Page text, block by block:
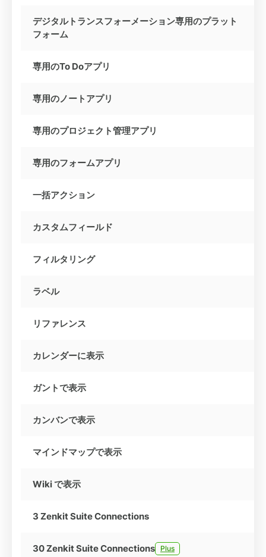
デジタルトランスフォーメーション専用のプラット
フォーム
専用のTo Doアプリ
専用のノートアプリ
専用のプロジェクト管理アプリ
専用のフォームアプリ
一括アクション
カスタムフィールド
フィルタリング
ラベル
リファレンス
カレンダーに表示
ガントで表示
カンバンで表示
マインドマップで表示
Wiki で表示
3 Zenkit Suite Connections
30 Zenkit Suite Connections Plus